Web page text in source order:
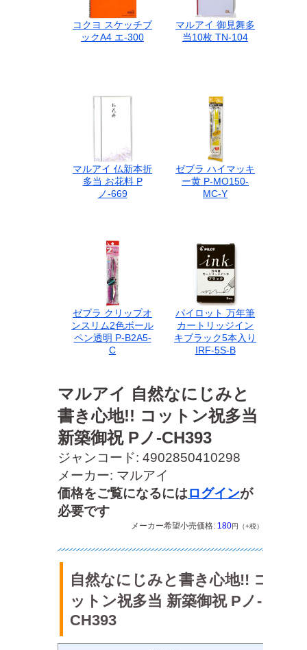
マルアイ 自然なにじみと
書き心地!! コットン祝多当
新築御祝 Pノ-CH393
ジャンコード: 4902850410298
メーカー: マルアイ
価格をご覧になるにはログインが
必要です
メーカー希望小売価格: 180円（+税）
自然なにじみと書き心地!! コ
ットン祝多当 新築御祝 Pノ-
CH393
コクヨ スケッチブ
ックA4 エ-300
マルアイ 御見舞多
当10枚 TN-104
マルアイ 仏新本折
多当 お花料 P
ノ-669
ゼブラ ハイマッキ
ー黄 P-MO150-
MC-Y
ゼブラ クリップオ
ンスリム2色ボール
ペン透明 P-B2A5-
C
パイロット 万年筆
カートリッジイン
キブラック5本入り
IRF-5S-B